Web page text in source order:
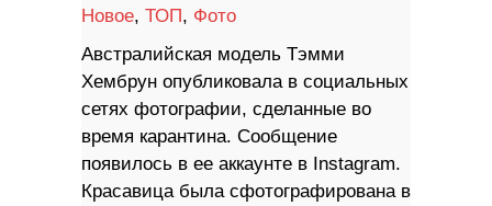
Новое, ТОП, Фото
Австралийская модель Тэмми
Хембрун опубликовала в социальных
сетях фотографии, сделанные во
время карантина. Сообщение
появилось в ее аккаунте в Instagram.
Красавица была сфотографирована в